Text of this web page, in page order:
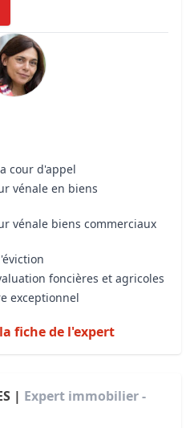
cour d'appel
vénale en biens
vénale biens commerciaux
foncières et agricoles
exceptionnel
fiche de l'expert
| Expert immobilier -